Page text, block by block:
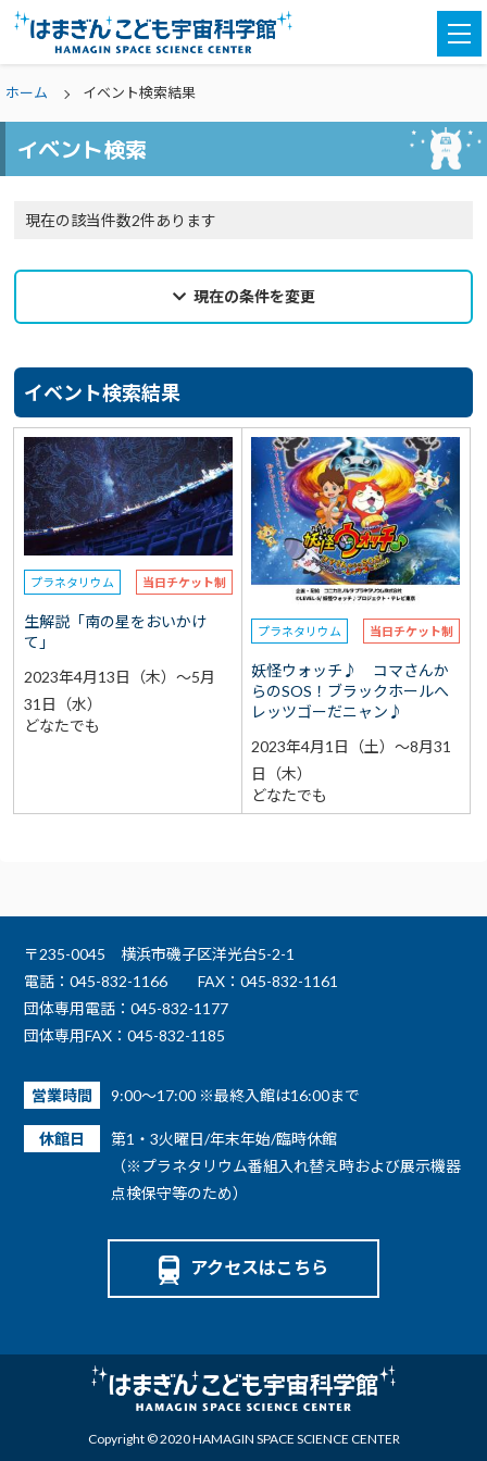
ホーム イベント検索結果
イベント検索
現在の該当件数2件あります
現在の条件を変更
カテゴリ
親子参加 選択なし
対象学年 どなたでも
予約 選択なし
参加費（入館料別途） 選択なし
再検索をする
イベント検索結果
プラネタリウム 当日チケット制
生解説「南の星をおいかけ
て」
2023年4月13日（木）～5月
31日（水）
どなたでも
プラネタリウム 当日チケット制
妖怪ウォッチ♪ コマさんか
らのSOS！ブラックホールへ
レッツゴーだニャン♪
2023年4月1日（土）～8月31
日（木）
どなたでも
〒235-0045 横浜市磯子区洋光台5-2-1
電話：045-832-1166
FAX：045-832-1161
団体専用電話：045-832-1177
団体専用FAX：045-832-1185
営業時間 9:00～17:00 ※最終入館は16:00まで
休館日
第1・3火曜日/年末年始/臨時休館
（※プラネタリウム番組入れ替え時および展示機器
点検保守等のため）
アクセスはこちら
Copyright © 2020 HAMAGIN SPACE SCIENCE CENTER